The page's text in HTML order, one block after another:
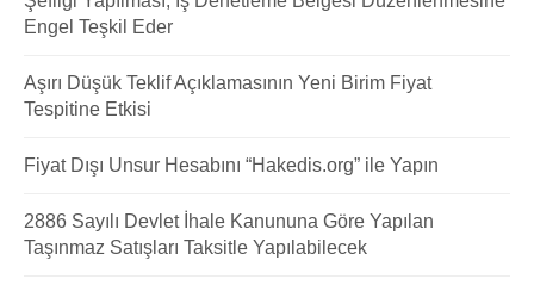
Engel Teşkil Eder
Aşırı Düşük Teklif Açıklamasının Yeni Birim Fiyat
Tespitine Etkisi
Fiyat Dışı Unsur Hesabını “Hakedis.org” ile Yapın
2886 Sayılı Devlet İhale Kanununa Göre Yapılan
Taşınmaz Satışları Taksitle Yapılabilecek